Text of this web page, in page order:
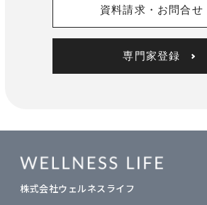
資料請求・お問合せ
専門家登録
株式会社ウェルネスライフ